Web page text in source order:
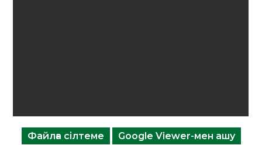
Файлға сілтеме Google Viewer-мен ашу